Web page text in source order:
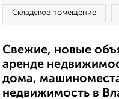
Складское помещение
Свежие, новые
аренде
дома,
недвижимость в